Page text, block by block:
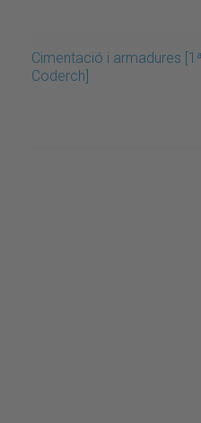
Cimentació i armadures
Coderch]